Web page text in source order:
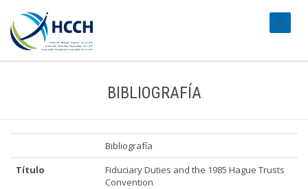
BIBLIOGRAFÍA
Bibliografía
Título
Fiduciary Duties and the 1985 Hague Trusts
Convention